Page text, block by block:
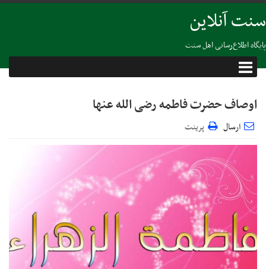
سنت آنلاین
پایگاه اطلاع‌رسانی اهل سنت
اوصاف حضرت فاطمه رضی الله عنها
ارسال پرینت